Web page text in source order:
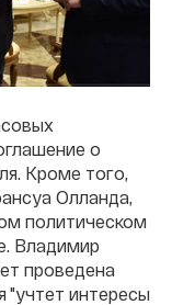
о
Кроме того,
Олланда,
политическом
Владимир
проведена
"учтет интересы